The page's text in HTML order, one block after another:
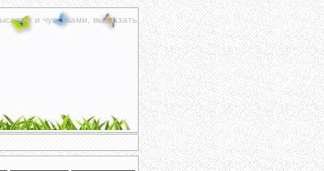
и чувствами, высказать